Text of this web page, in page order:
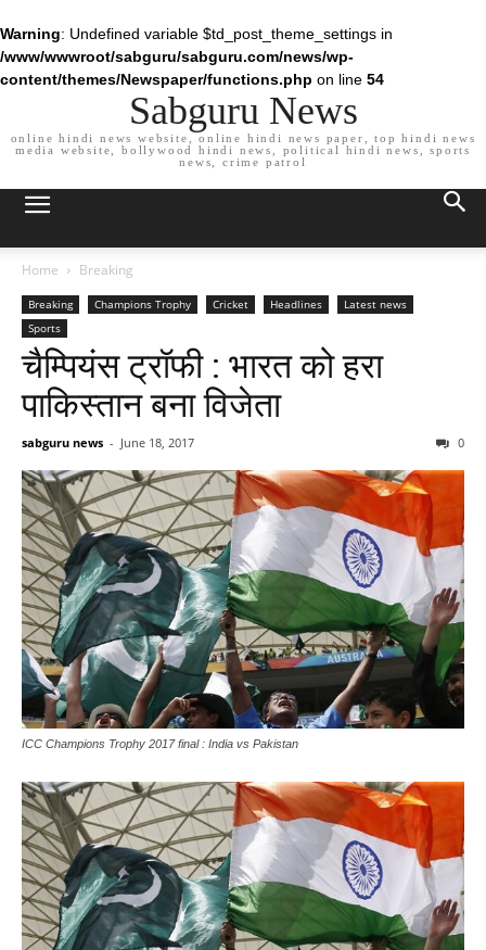
Warning: Undefined variable $td_post_theme_settings in
/www/wwwroot/sabguru/sabguru.com/news/wp-
content/themes/Newspaper/functions.php on line 54
Sabguru News
online hindi news website, online hindi news paper, top hindi news
media website, bollywood hindi news, political hindi news, sports
news, crime patrol
Home Breaking
Breaking Champions Trophy Cricket Headlines
Latest news
Sports
चैम्पियंस ट्रॉफी : भारत को हरा
पाकिस्तान बना विजेता
sabguru news - June 18, 2017 0
ICC Champions Trophy 2017 final : India vs Pakistan